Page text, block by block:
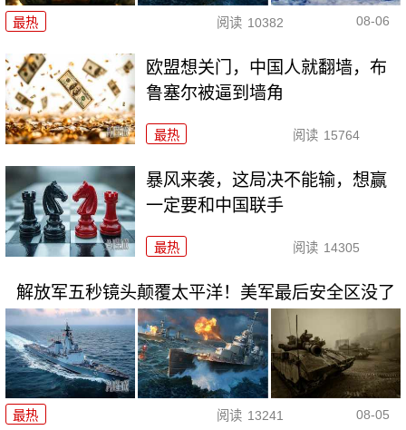
最热 阅读 10382 08-06
欧盟想关门，中国人就翻墙，布
鲁塞尔被逼到墙角
最热 阅读 15764
暴风来袭，这局决不能输，想赢
一定要和中国联手
最热 阅读 14305
解放军五秒镜头颠覆太平洋！美军最后安全区没了
最热 阅读 13241 08-05